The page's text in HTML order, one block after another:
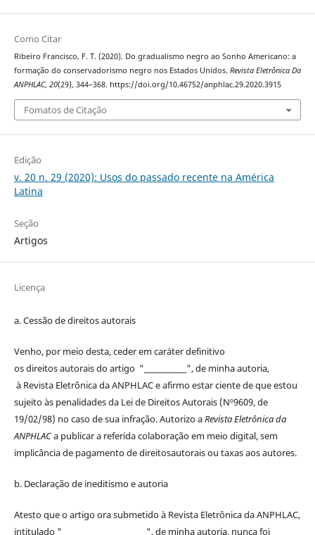
Como Citar
Ribeiro Francisco, F. T. (2020). Do gradualismo negro ao Sonho Americano: a
formação do conservadorismo negro nos Estados Unidos. Revista Eletrônica Da
ANPHLAC, 20(29), 344–368. https://doi.org/10.46752/anphlac.29.2020.3915
Fomatos de Citação
Edição
v. 20 n. 29 (2020): Usos do passado recente na América
Latina
Seção
Artigos
Licença
a. Cessão dedireitosautorais
Venho, por meio desta, ceder em caráter definitivo
osdireitosautoraisdo artigo "____________", de minha autoria,
à Revista Eletrônica da ANPHLACe afirmo estar ciente de que estou
sujeito às penalidades da Lei de DireitosAutorais(Nº9609, de
19/02/98) no caso de sua infração. Autorizo aRevista Eletrônica da
ANPHLACa publicar a referida colaboração em meio digital, sem
implicância de pagamento dedireitosautoraisou taxas aos autores.
b. Declaração de ineditismo e autoria
Atesto que o artigo ora submetido à Revista Eletrônica da ANPHLAC,
intitulado "________________________", de minha autoria, nunca foi